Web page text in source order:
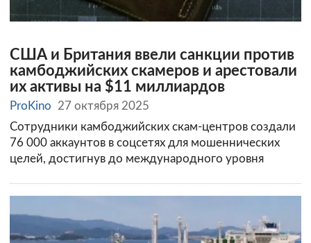
США и Британия ввели санкции против
камбоджийских скамеров и арестовали
их активы на $11 миллиардов
ProKino
27 октября 2025
Сотрудники камбоджийских скам-центров создали
76 000 аккаунтов в соцсетях для мошеннических
целей, достигнув до международного уровня